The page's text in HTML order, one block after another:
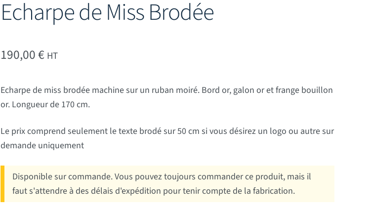
Echarpe de Miss Brodée
190,00€ HT
Echarpe de miss brodée machine sur un ruban moiré. Bord or, galon or et frange bouillon
or. Longueur de 170 cm.
Le prix comprend seulement le texte brodé sur 50 cm si vous désirez un logo ou autre sur
demande uniquement
Disponible sur commande. Vous pouvez toujours commander ce produit, mais il
faut s'attendre à des délais d'expédition pour tenir compte de la fabrication.